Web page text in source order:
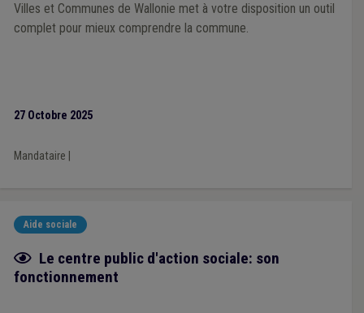
Villes et Communes de Wallonie met à votre disposition un outil
complet pour mieux comprendre la commune.
27 Octobre 2025
Mandataire
Aide sociale
Fiche focus
Le centre public d'action sociale: son
fonctionnement